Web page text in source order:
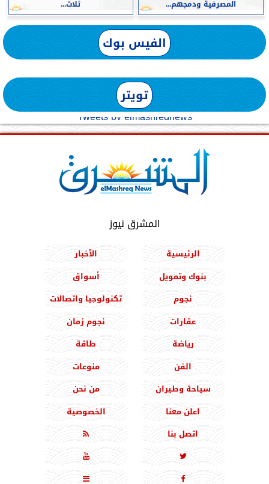
المصرفية ودمجهم... ثلاث...
الفيس بوك
تويتر
Tweets by elmashreqnews
المشرق نيوز
الرئيسية
الأخبار
بنوك وتمويل
أسواق
نجوم
تكنولوجيا واتصالات
عقارات
نجوم زمان
رياضة
طاقة
الفن
منوعات
سياحة وطيران
من نحن
اعلن معنا
الخصوصية
اتصل بنا




